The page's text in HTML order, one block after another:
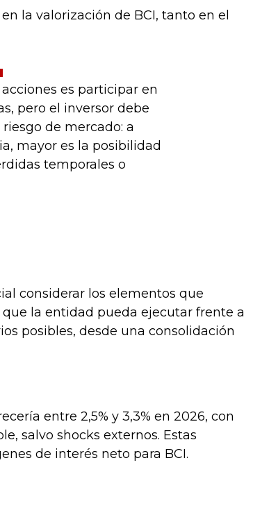
la valorización de BCI, tanto en el
es participar en
pero el inversor debe
de mercado: a
mayor es la posibilidad
temporales o
considerar los elementos que
la entidad pueda ejecutar frente a
posibles, desde una consolidación
entre 2,5% y 3,3% en 2026, con
salvo shocks externos. Estas
de interés neto para BCI.